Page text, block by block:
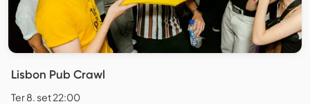
Lisbon Pub Crawl
Ter 8. set 22:00